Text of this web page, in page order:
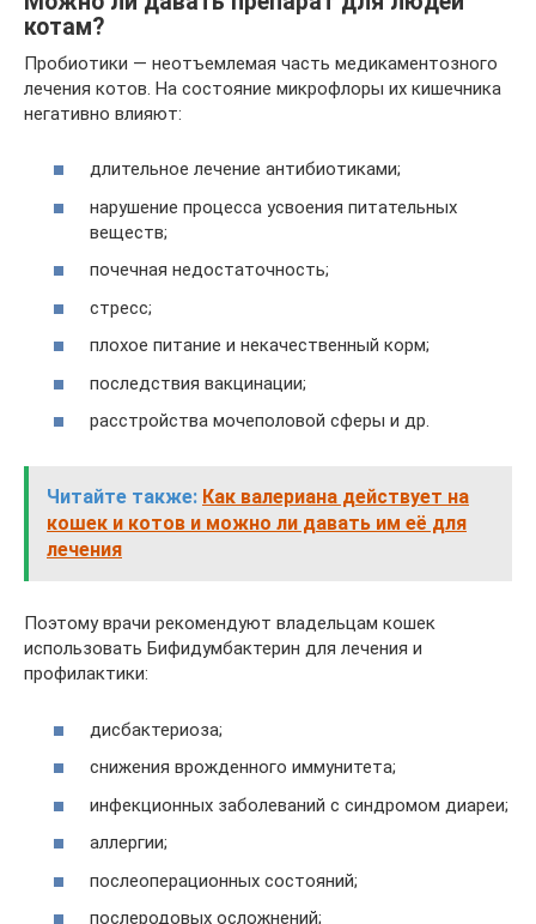
котам?
Пробиотики — неотъемлемая часть медикаментозного
лечения котов. На состояние микрофлоры их кишечника
негативно влияют:
длительное лечение антибиотиками;
нарушение процесса усвоения питательных
веществ;
почечная недостаточность;
стресс;
плохое питание и некачественный корм;
последствия вакцинации;
расстройства мочеполовой сферы и др.
Читайте также: Как валериана действует на
кошек и котов и можно ли давать им её для
лечения
Поэтому врачи рекомендуют владельцам кошек
использовать Бифидумбактерин для лечения и
профилактики:
дисбактериоза;
снижения врожденного иммунитета;
инфекционных заболеваний с синдромом диареи;
аллергии;
послеоперационных состояний;
послеродовых осложнений;